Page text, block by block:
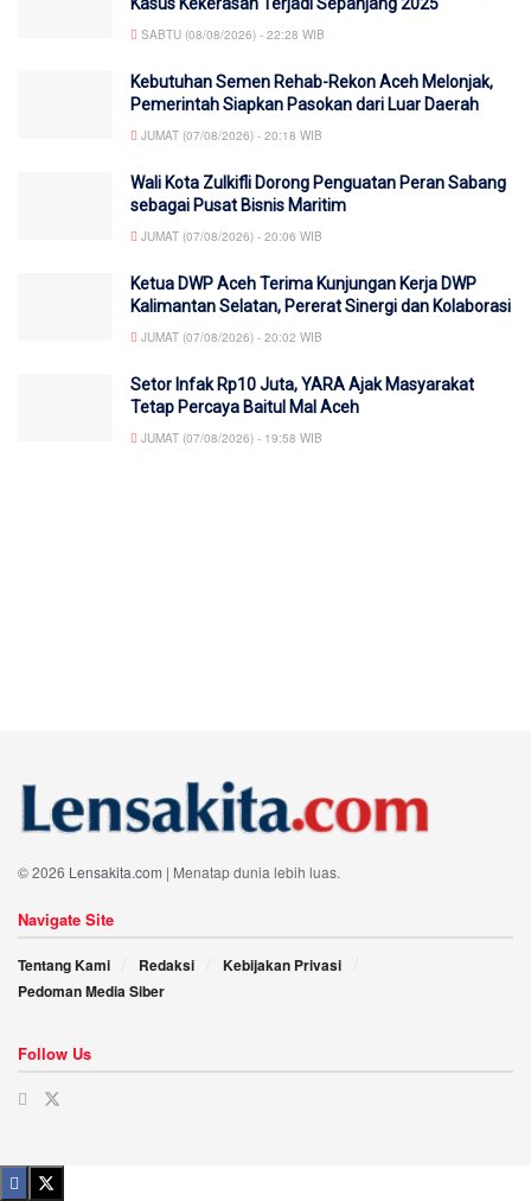
SABTU (08/08/2026) - 22:28 WIB
Kebutuhan Semen Rehab-Rekon Aceh Melonjak,
Pemerintah Siapkan Pasokan dari Luar Daerah
JUMAT (07/08/2026) - 20:18 WIB
Wali Kota Zulkifli Dorong Penguatan Peran Sabang
sebagai Pusat Bisnis Maritim
JUMAT (07/08/2026) - 20:06 WIB
Ketua DWP Aceh Terima Kunjungan Kerja DWP
Kalimantan Selatan, Pererat Sinergi dan Kolaborasi
JUMAT (07/08/2026) - 20:02 WIB
Setor Infak Rp10 Juta, YARA Ajak Masyarakat
Tetap Percaya Baitul Mal Aceh
JUMAT (07/08/2026) - 19:58 WIB
© 2026 Lensakita.com | Menatap dunia lebih luas.
Navigate Site
Tentang Kami Redaksi
Kebijakan Privasi
Pedoman Media Siber
Follow Us